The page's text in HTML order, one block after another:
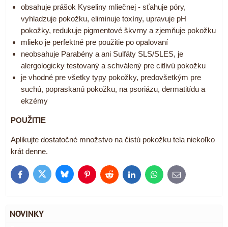
obsahuje prášok Kyseliny mliečnej - sťahuje póry,
vyhladzuje pokožku, eliminuje toxíny, upravuje pH
pokožky, redukuje pigmentové škvrny a zjemňuje pokožku
mlieko je perfektné pre použitie po opalovaní
neobsahuje Parabény a ani Sulfáty SLS/SLES, je
alergologicky testovaný a schválený pre citlivú pokožku
je vhodné pre všetky typy pokožky, predovšetkým pre
suchú, popraskanú pokožku, na psoriázu, dermatitídu a
ekzémy
POUŽITIE
Aplikujte dostatočné množstvo na čistú pokožku tela niekoľko
krát denne.
FacebookTwitter BlueskyPinterestReddit LinkedInWhatsApp
E-
mail
NOVINKY